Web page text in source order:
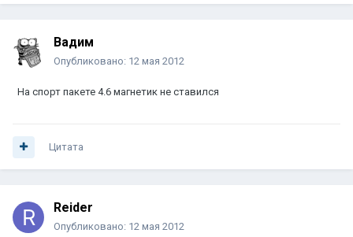
Вадим
Опубликовано: 12 мая 2012
На спорт пакете 4.6 магнетик не ставился
Цитата
Reider
Опубликовано: 12 мая 2012